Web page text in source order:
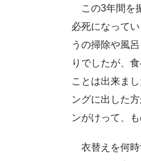
この3年間を
必死になって
うの掃除や風
りでしたが、
ことは出来ま
ングに出した
ンがけって、
衣替えを何時